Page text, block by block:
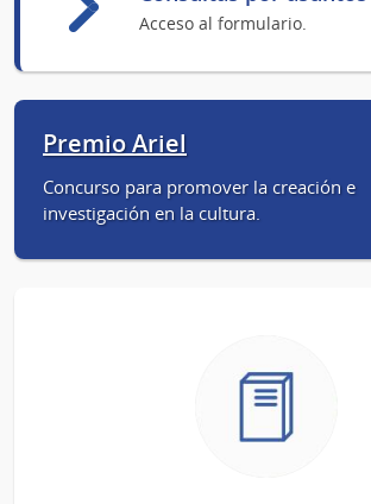
Acceso al formulario.
Premio Ariel
Concurso para promover la creación e
investigación en la cultura.